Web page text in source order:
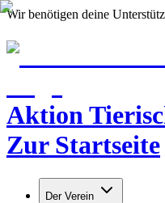
Wir benötigen deine
Aktion
Zur Startseite
Der Verein